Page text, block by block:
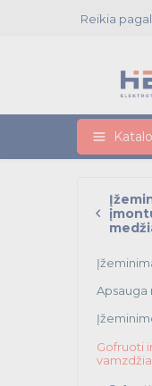
Reikia
Apsauga
Gofruoti